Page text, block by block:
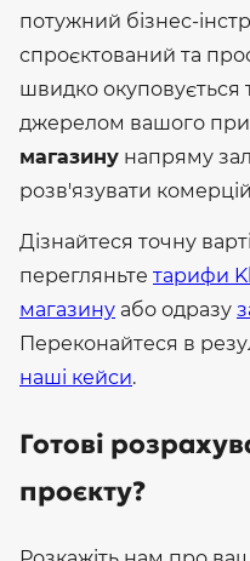
потужний бізнес-
спроєктований та
швидко окуповується
джерелом вашого
магазину напряму
розв'язувати
Дізнайтеся точну
перегляньте тарифи
магазину або одразу
Переконайтеся в
наші кейси.
Готові
проєкту?